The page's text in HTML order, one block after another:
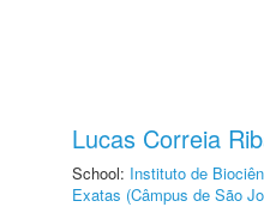
Lucas Correia
School: Instituto de
Exatas (Câmpus de São